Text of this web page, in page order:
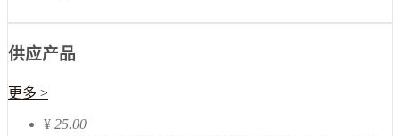
供应产品
更多 >
¥ 25.00